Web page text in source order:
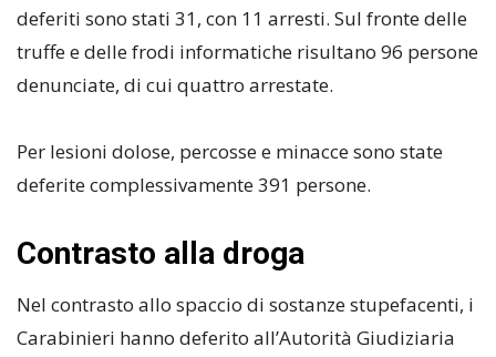
deferiti sono stati 31, con 11 arresti. Sul fronte delle
truffe e delle frodi informatiche risultano 96 persone
denunciate, di cui quattro arrestate.
Per lesioni dolose, percosse e minacce sono state
deferite complessivamente 391 persone.
Contrasto alla droga
Nel contrasto allo spaccio di sostanze stupefacenti, i
Carabinieri hanno deferito all’Autorità Giudiziaria